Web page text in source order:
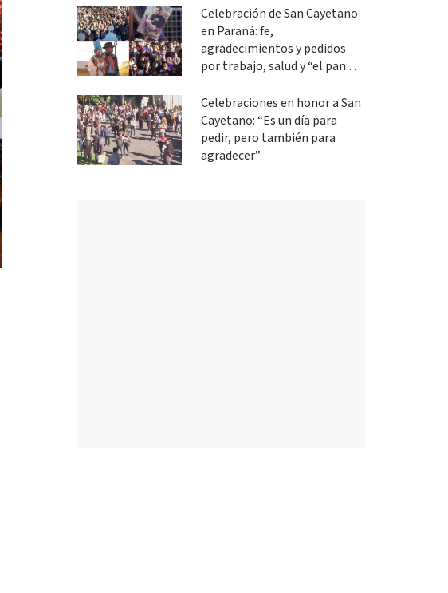
Celebración de San Cayetano
en Paraná: fe,
agradecimientos y pedidos
por trabajo, salud y “el pan de
Celebraciones en honor a San
Cayetano: “Es un día para
pedir, pero también para
agradecer”